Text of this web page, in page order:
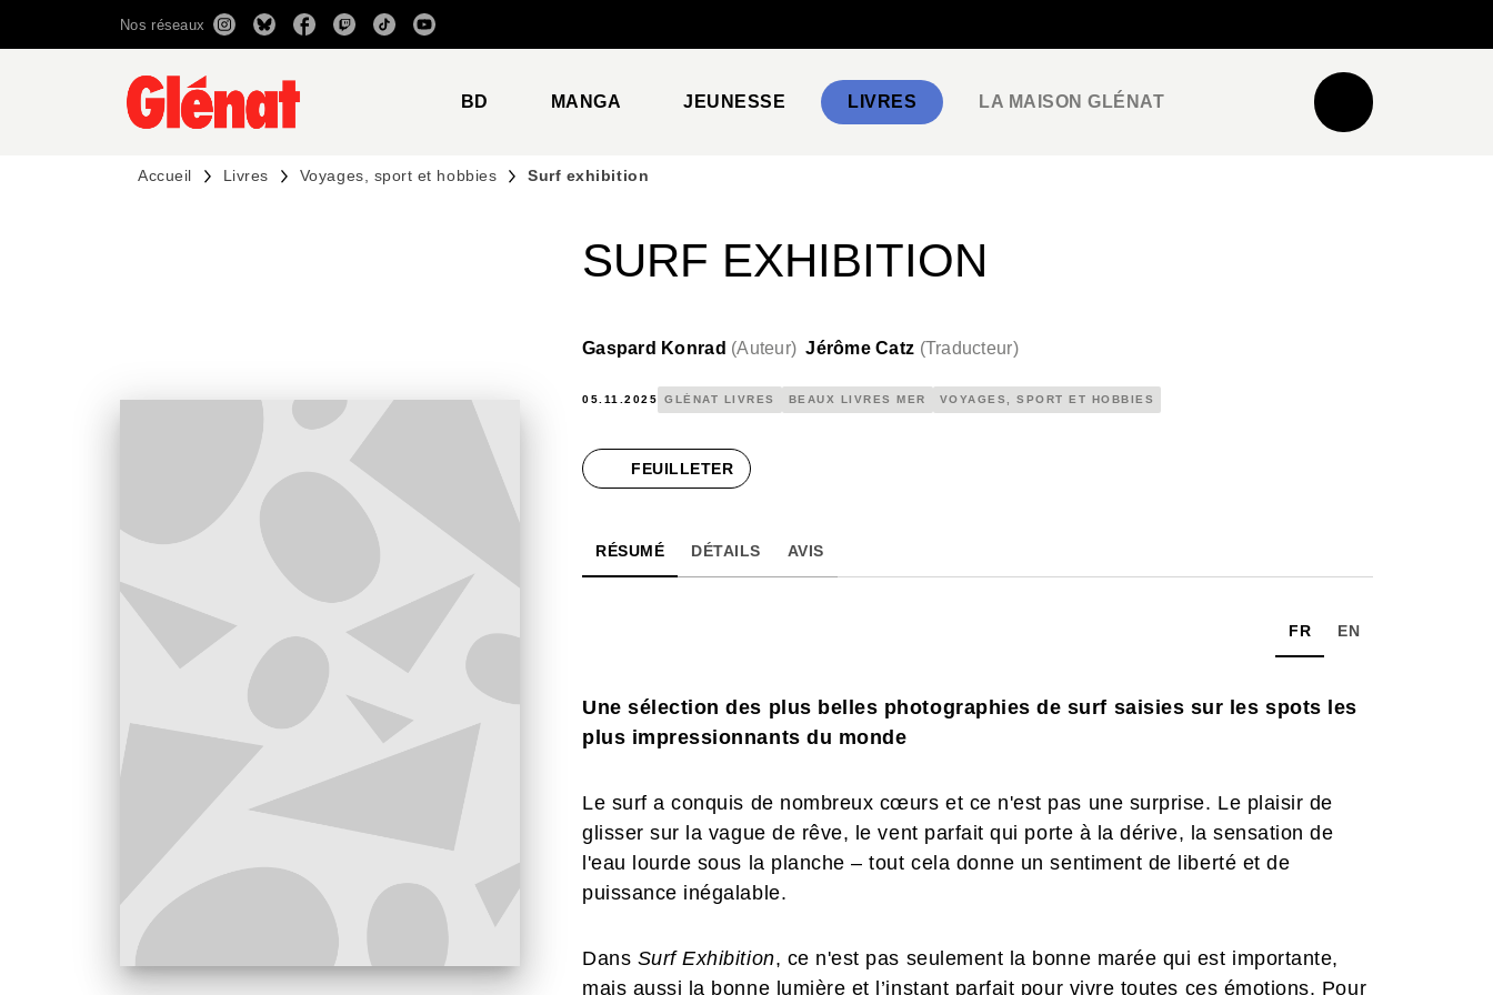
RECHERCHE CONTENU
Nos réseaux
BD MANGA JEUNESSE LIVRES LA MAISON GLÉNAT
Accueil Livres Voyages, sport et hobbies Surf exhibition
SURF EXHIBITION
Gaspard Konrad (Auteur) Jérôme Catz (Traducteur)
05.11.2025 GLÉNAT LIVRES BEAUX LIVRES MER VOYAGES, SPORT ET HOBBIES
FEUILLETER
RÉSUMÉ DÉTAILS AVIS
FR EN
Une sélection des plus belles photographies de surf saisies sur les spots les
plus impressionnants du monde
Le surf a conquis de nombreux cœurs et ce n'est pas une surprise. Le plaisir de
glisser sur la vague de rêve, le vent parfait qui porte à la dérive, la sensation de
l'eau lourde sous la planche – tout cela donne un sentiment de liberté et de
puissance inégalable.
Dans Surf Exhibition, ce n'est pas seulement la bonne marée qui est importante,
mais aussi la bonne lumière et l’instant parfait pour vivre toutes ces émotions. Pour